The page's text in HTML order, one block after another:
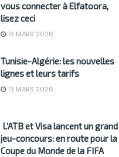
vous connecter à Elfatoora,
lisez ceci
13 MARS 2026
Tunisie-Algérie: les nouvelles
lignes et leurs tarifs
13 MARS 2026
L’ATB et Visa lancent un grand
jeu-concours: en route pour la
Coupe du Monde de la FIFA